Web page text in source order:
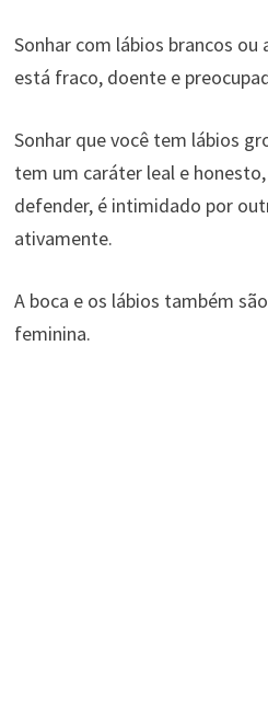
Sonhar com lábios brancos ou
está fraco, doente e
Sonhar que você tem lábios
tem um caráter leal e
defender, é intimidado por
ativamente.
A boca e os lábios também
feminina.